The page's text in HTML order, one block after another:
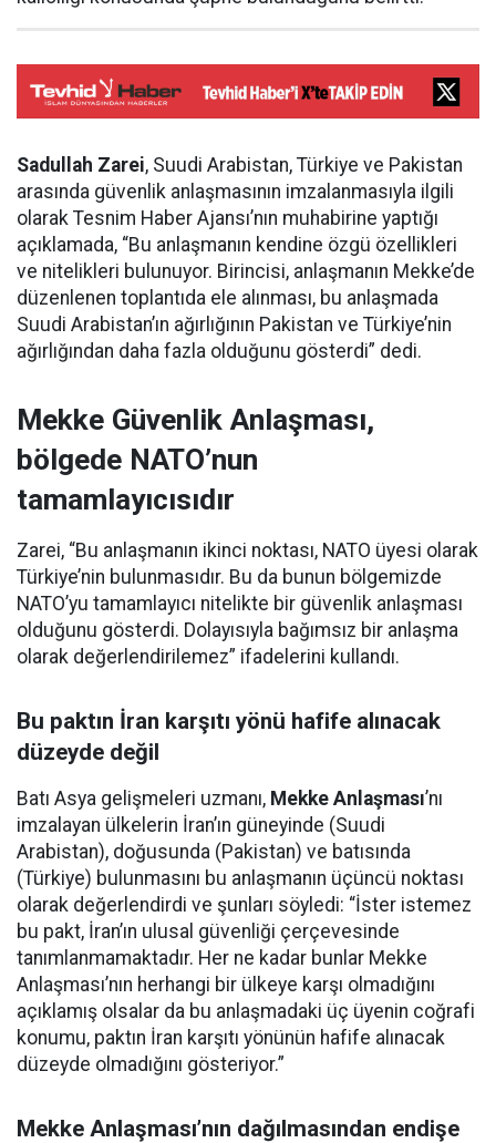
Sadullah Zarei, Suudi Arabistan, Türkiye ve Pakistan
arasında güvenlik anlaşmasının imzalanmasıyla ilgili
olarak Tesnim Haber Ajansı’nın muhabirine yaptığı
açıklamada, “Bu anlaşmanın kendine özgü özellikleri
ve nitelikleri bulunuyor. Birincisi, anlaşmanın Mekke’de
düzenlenen toplantıda ele alınması, bu anlaşmada
Suudi Arabistan’ın ağırlığının Pakistan ve Türkiye’nin
ağırlığından daha fazla olduğunu gösterdi” dedi.
Mekke Güvenlik Anlaşması,
bölgede NATO’nun
tamamlayıcısıdır
Zarei, “Bu anlaşmanın ikinci noktası, NATO üyesi olarak
Türkiye’nin bulunmasıdır. Bu da bunun bölgemizde
NATO’yu tamamlayıcı nitelikte bir güvenlik anlaşması
olduğunu gösterdi. Dolayısıyla bağımsız bir anlaşma
olarak değerlendirilemez” ifadelerini kullandı.
Bu paktın İran karşıtı yönü hafife alınacak
düzeyde değil
Batı Asya gelişmeleri uzmanı, Mekke Anlaşması’nı
imzalayan ülkelerin İran’ın güneyinde (Suudi
Arabistan), doğusunda (Pakistan) ve batısında
(Türkiye) bulunmasını bu anlaşmanın üçüncü noktası
olarak değerlendirdi ve şunları söyledi: “İster istemez
bu pakt, İran’ın ulusal güvenliği çerçevesinde
tanımlanmamaktadır. Her ne kadar bunlar Mekke
Anlaşması’nın herhangi bir ülkeye karşı olmadığını
açıklamış olsalar da bu anlaşmadaki üç üyenin coğrafi
konumu, paktın İran karşıtı yönünün hafife alınacak
düzeyde olmadığını gösteriyor.”
Mekke Anlaşması’nın dağılmasından endişe